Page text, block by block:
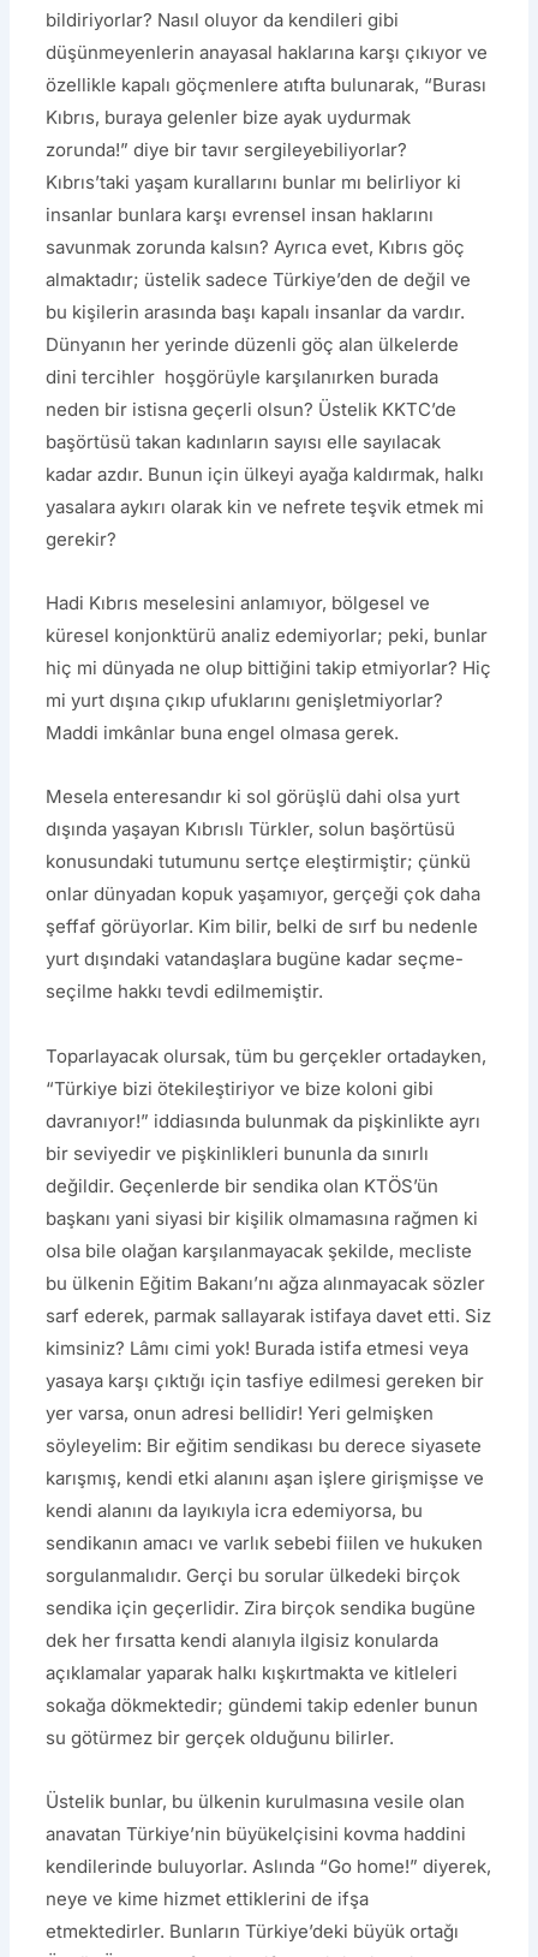
bildiriyorlar? Nasıl oluyor da kendileri gibi
düşünmeyenlerin anayasal haklarına karşı çıkıyor ve
özellikle kapalı göçmenlere atıfta bulunarak, “Burası
Kıbrıs, buraya gelenler bize ayak uydurmak
zorunda!” diye bir tavır sergileyebiliyorlar?
Kıbrıs’taki yaşam kurallarını bunlar mı belirliyor ki
insanlar bunlara karşı evrensel insan haklarını
savunmak zorunda kalsın? Ayrıca evet, Kıbrıs göç
almaktadır; üstelik sadece Türkiye’den de değil ve
bu kişilerin arasında başı kapalı insanlar da vardır.
Dünyanın her yerinde düzenli göç alan ülkelerde
dini tercihler hoşgörüyle karşılanırken burada
neden bir istisna geçerli olsun? Üstelik KKTC’de
başörtüsü takan kadınların sayısı elle sayılacak
kadar azdır. Bunun için ülkeyi ayağa kaldırmak, halkı
yasalara aykırı olarak kin ve nefrete teşvik etmek mi
gerekir?
Hadi Kıbrıs meselesini anlamıyor, bölgesel ve
küresel konjonktürü analiz edemiyorlar; peki, bunlar
hiç mi dünyada ne olup bittiğini takip etmiyorlar? Hiç
mi yurt dışına çıkıp ufuklarını genişletmiyorlar?
Maddi imkânlar buna engel olmasa gerek.
Mesela enteresandır ki sol görüşlü dahi olsa yurt
dışında yaşayan Kıbrıslı Türkler, solun başörtüsü
konusundaki tutumunu sertçe eleştirmiştir; çünkü
onlar dünyadan kopuk yaşamıyor, gerçeği çok daha
şeffaf görüyorlar. Kim bilir, belki de sırf bu nedenle
yurt dışındaki vatandaşlara bugüne kadar seçme-
seçilme hakkı tevdi edilmemiştir.
Toparlayacak olursak, tüm bu gerçekler ortadayken,
“Türkiye bizi ötekileştiriyor ve bize koloni gibi
davranıyor!” iddiasında bulunmak da pişkinlikte ayrı
bir seviyedir ve pişkinlikleri bununla da sınırlı
değildir. Geçenlerde bir sendika olan KTÖS’ün
başkanı yani siyasi bir kişilik olmamasına rağmen ki
olsa bile olağan karşılanmayacak şekilde, mecliste
bu ülkenin Eğitim Bakanı’nı ağza alınmayacak sözler
sarf ederek, parmak sallayarak istifaya davet etti. Siz
kimsiniz? Lâmı cimi yok! Burada istifa etmesi veya
yasaya karşı çıktığı için tasfiye edilmesi gereken bir
yer varsa, onun adresi bellidir! Yeri gelmişken
söyleyelim: Bir eğitim sendikası bu derece siyasete
karışmış, kendi etki alanını aşan işlere girişmişse ve
kendi alanını da layıkıyla icra edemiyorsa, bu
sendikanın amacı ve varlık sebebi fiilen ve hukuken
sorgulanmalıdır. Gerçi bu sorular ülkedeki birçok
sendika için geçerlidir. Zira birçok sendika bugüne
dek her fırsatta kendi alanıyla ilgisiz konularda
açıklamalar yaparak halkı kışkırtmakta ve kitleleri
sokağa dökmektedir; gündemi takip edenler bunun
su götürmez bir gerçek olduğunu bilirler.
Üstelik bunlar, bu ülkenin kurulmasına vesile olan
anavatan Türkiye’nin büyükelçisini kovma haddini
kendilerinde buluyorlar. Aslında “Go home!” diyerek,
neye ve kime hizmet ettiklerini de ifşa
etmektedirler. Bunların Türkiye’deki büyük ortağı